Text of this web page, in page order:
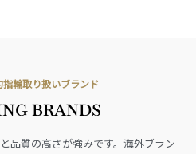
輪取り扱いブランド
BRANDS
品質の高さが強みです。海外ブラン